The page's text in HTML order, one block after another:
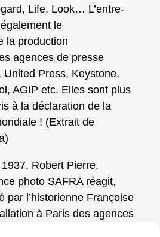
Life, Look… L’entre-
le
la production
agences de presse
Press, Keystone,
AGIP etc. Elles sont plus
à la déclaration de la
! (Extrait de
Robert Pierre,
photo SAFRA réagit,
par l’historienne Françoise
à Paris des agences
Press et Wide World